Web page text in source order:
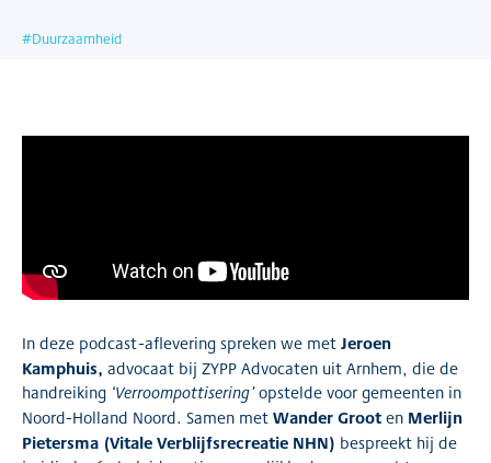
#Duurzaamheid
In deze podcast-aflevering spreken we metJeroen
Kamphuis, advocaat bij ZYPP Advocaten uit Arnhem, die de
handreiking ‘Verroompottisering’opstelde voor gemeenten in
Noord-Holland Noord. Samen metWander Grooten Merlijn
Pietersma (Vitale Verblijfsrecreatie NHN) bespreekt hij de